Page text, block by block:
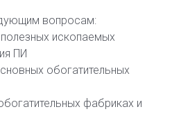
вопросам:
ископаемых
ПИ
обогатительных
фабриках и